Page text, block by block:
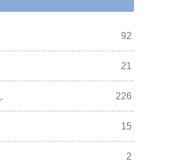
92
21
226
15
2